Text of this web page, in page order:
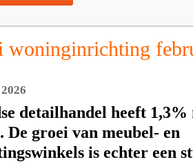
woninginrichting
detailhandel heeft 1,3%
De groei van meubel- en
is echter een